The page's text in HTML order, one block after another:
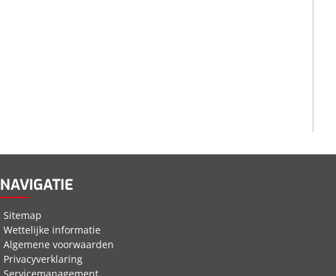
NAVIGATIE
Sitemap
Wettelijke informatie
Algemene voorwaarden
Privacyverklaring